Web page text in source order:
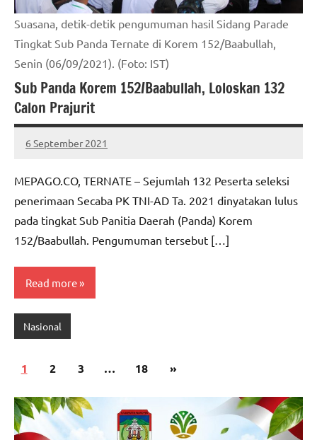
Suasana, detik-detik pengumuman hasil Sidang Parade
Tingkat Sub Panda Ternate di Korem 152/Baabullah,
Senin (06/09/2021). (Foto: IST)
Sub Panda Korem 152/Baabullah, Loloskan 132
Calon Prajurit
6 September 2021
MEPAGO
No
MEPAGO.CO, TERNATE – Sejumlah 132 Peserta seleksi
penerimaan Secaba PK TNI-AD Ta. 2021 dinyatakan lulus
pada tingkat Sub Panitia Daerah (Panda) Korem
152/Baabullah. Pengumuman tersebut […]
Read more
Nasional
Paginasi
1 2 3 … 18
Next
»